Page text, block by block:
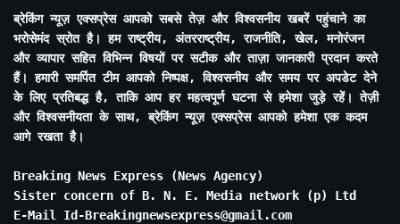
ब्रेकिंग न्यूज़ एक्सप्रेस आपको सबसे तेज़ और विश्वसनीय खबरें पहुंचाने का
भरोसेमंद स्रोत है। हम राष्ट्रीय, अंतरराष्ट्रीय, राजनीति, खेल, मनोरंजन
और व्यापार सहित विभिन्न विषयों पर सटीक और ताज़ा जानकारी प्रदान करते
हैं। हमारी समर्पित टीम आपको निष्पक्ष, विश्वसनीय और समय पर अपडेट देने
के लिए प्रतिबद्ध है, ताकि आप हर महत्वपूर्ण घटना से हमेशा जुड़े रहें। तेज़ी
और विश्वसनीयता के साथ, ब्रेकिंग न्यूज़ एक्सप्रेस आपको हमेशा एक कदम
आगे रखता है।
Breaking News Express (News Agency)
Sister concern of B. N. E. Media network (p) Ltd
E-Mail Id-Breakingnewsexpress@gmail.com